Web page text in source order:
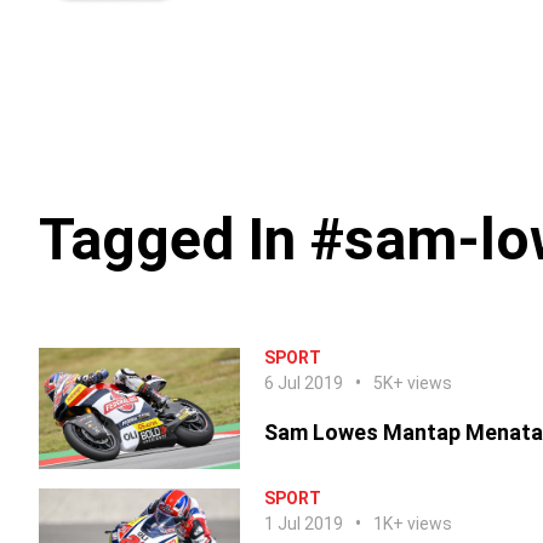
Tagged In #sam-
SPORT
6 Jul 2019
5K+ views
Sam Lowes Mantap
SPORT
1 Jul 2019
1K+ views